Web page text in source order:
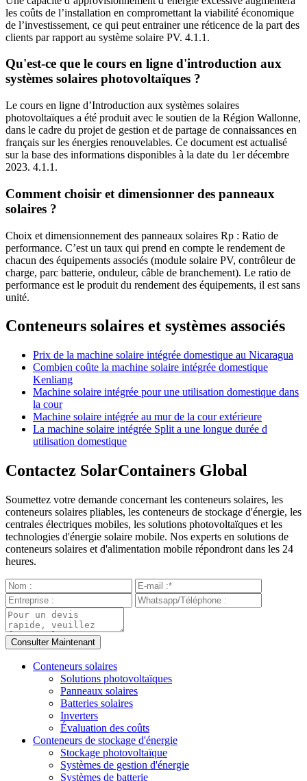
les coûts de l’installation en compromettant la viabilité économique
de l’investissement, ce qui peut entrainer une réticence de la part des
clients par rapport au système solaire PV. 4.1.1.
Qu'est-ce que le cours en ligne d'introduction aux
systèmes solaires photovoltaïques ?
Le cours en ligne d’Introduction aux systèmes solaires
photovoltaïques a été produit avec le soutien de la Région Wallonne,
dans le cadre du projet de gestion et de partage de connaissances en
français sur les énergies renouvelables. Ce document est actualisé
sur la base des informations disponibles à la date du 1er décembre
2023. 4.1.1.
Comment choisir et dimensionner des panneaux
solaires ?
Choix et dimensionnement des panneaux solaires Rp : Ratio de
performance. C’est un taux qui prend en compte le rendement de
chacun des équipements associés (module solaire PV, contrôleur de
charge, parc batterie, onduleur, câble de branchement). Le ratio de
performance est le produit du rendement des équipements, il est sans
unité.
Conteneurs solaires et systèmes associés
Prix de la machine solaire intégrée domestique au Nicaragua
Combien coûte la machine solaire intégrée domestique
Kenliang
Machine solaire intégrée pour une utilisation domestique dans
la cour
Machine solaire intégrée au mur de la cour extérieure
La machine solaire intégrée Split a une longue durée d
utilisation domestique
Contactez SolarContainers Global
Soumettez votre demande concernant les conteneurs solaires, les
conteneurs solaires pliables, les conteneurs de stockage d'énergie, les
centrales électriques mobiles, les solutions photovoltaïques et les
technologies d'énergie solaire mobile. Nos experts en solutions de
conteneurs solaires et d'alimentation mobile répondront dans les 24
heures.
Conteneurs solaires
Solutions photovoltaïques
Panneaux solaires
Batteries solaires
Inverters
Évaluation des coûts
Conteneurs de stockage d'énergie
Stockage photovoltaïque
Systèmes de gestion d'énergie
Systèmes de batterie